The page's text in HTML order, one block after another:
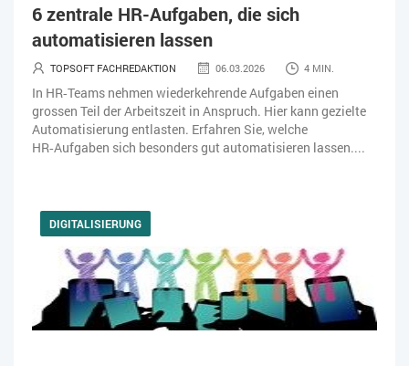
6 zentrale HR-Aufgaben, die sich
automatisieren lassen
TOPSOFT FACHREDAKTION 06.03.2026 4 MIN.
In HR‑Teams nehmen wiederkehrende Aufgaben einen
grossen Teil der Arbeitszeit in Anspruch. Hier kann gezielte
Automatisierung entlasten. Erfahren Sie, welche
HR‑Aufgaben sich besonders gut automatisieren lassen....
DIGITALISIERUNG